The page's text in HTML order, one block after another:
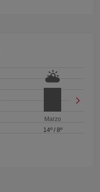
Marzo
14º/ 8º